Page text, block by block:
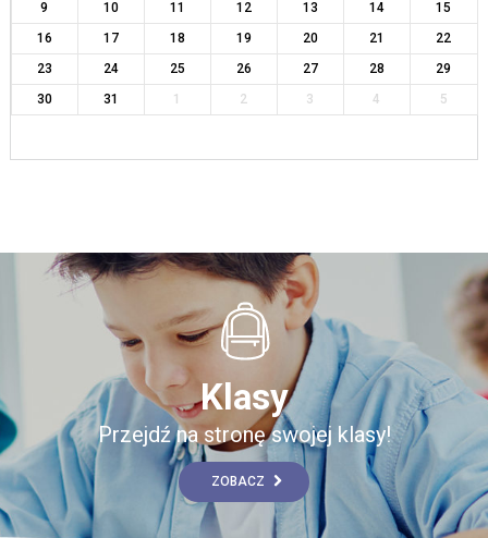
9
10 11 12 13 14
15
16
17 18 19 20 21
22
23
24 25 26 27 28
29
30
31 1 2 3 4 5
Klasy
Przejdź na stronę swojej klasy!
ZOBACZ